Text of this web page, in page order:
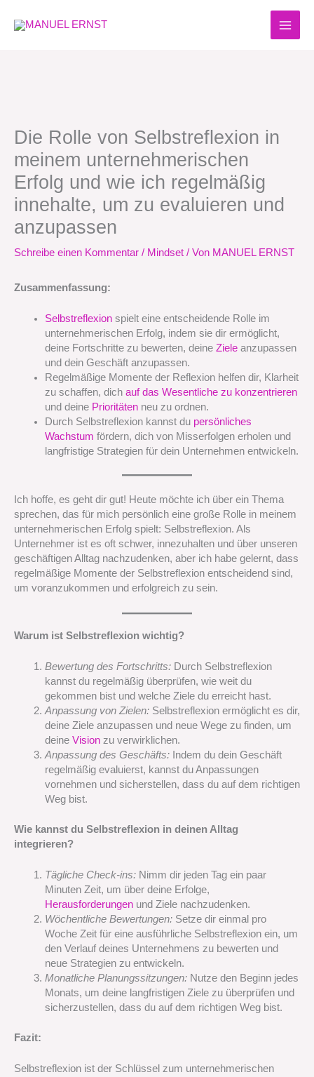
Inhalt
Die Rolle von Selbstreflexion in
meinem unternehmerischen
Erfolg und wie ich regelmäßig
innehalte, um zu evaluieren und
anzupassen
Schreibe einen Kommentar / Mindset / Von MANUEL ERNST
Zusammenfassung:
Selbstreflexionspielt eine entscheidende Rolle im
unternehmerischen Erfolg, indem sie dir ermöglicht,
deine Fortschritte zu bewerten, deine Zieleanzupassen
und dein Geschäft anzupassen.
Regelmäßige Momente der Reflexion helfen dir, Klarheit
zu schaffen, dich auf das Wesentliche zu konzentrieren
und deine Prioritätenneu zu ordnen.
Durch Selbstreflexion kannst du persönliches
Wachstum fördern, dich von Misserfolgen erholen und
langfristige Strategien für dein Unternehmen entwickeln.
Ich hoffe, es geht dir gut! Heute möchte ich über ein Thema
sprechen, das für mich persönlich eine große Rolle in meinem
unternehmerischen Erfolg spielt: Selbstreflexion. Als
Unternehmer ist es oft schwer, innezuhalten und über unseren
geschäftigen Alltag nachzudenken, aber ich habe gelernt, dass
regelmäßige Momente der Selbstreflexion entscheidend sind,
um voranzukommen und erfolgreich zu sein.
Warum ist Selbstreflexion wichtig?
Bewertung des Fortschritts:Durch Selbstreflexion
kannst du regelmäßig überprüfen, wie weit du
gekommen bist und welche Ziele du erreicht hast.
Anpassung von Zielen:Selbstreflexion ermöglicht es dir,
deine Ziele anzupassen und neue Wege zu finden, um
deine Visionzu verwirklichen.
Anpassung des Geschäfts:Indem du dein Geschäft
regelmäßig evaluierst, kannst du Anpassungen
vornehmen und sicherstellen, dass du auf dem richtigen
Weg bist.
Wie kannst du Selbstreflexion in deinen Alltag
integrieren?
Tägliche Check-ins:Nimm dir jeden Tag ein paar
Minuten Zeit, um über deine Erfolge,
Herausforderungenund Ziele nachzudenken.
Wöchentliche Bewertungen:Setze dir einmal pro
Woche Zeit für eine ausführliche Selbstreflexion ein, um
den Verlauf deines Unternehmens zu bewerten und
neue Strategien zu entwickeln.
Monatliche Planungssitzungen:Nutze den Beginn jedes
Monats, um deine langfristigen Ziele zu überprüfen und
sicherzustellen, dass du auf dem richtigen Weg bist.
Fazit:
Selbstreflexion ist der Schlüssel zum unternehmerischen